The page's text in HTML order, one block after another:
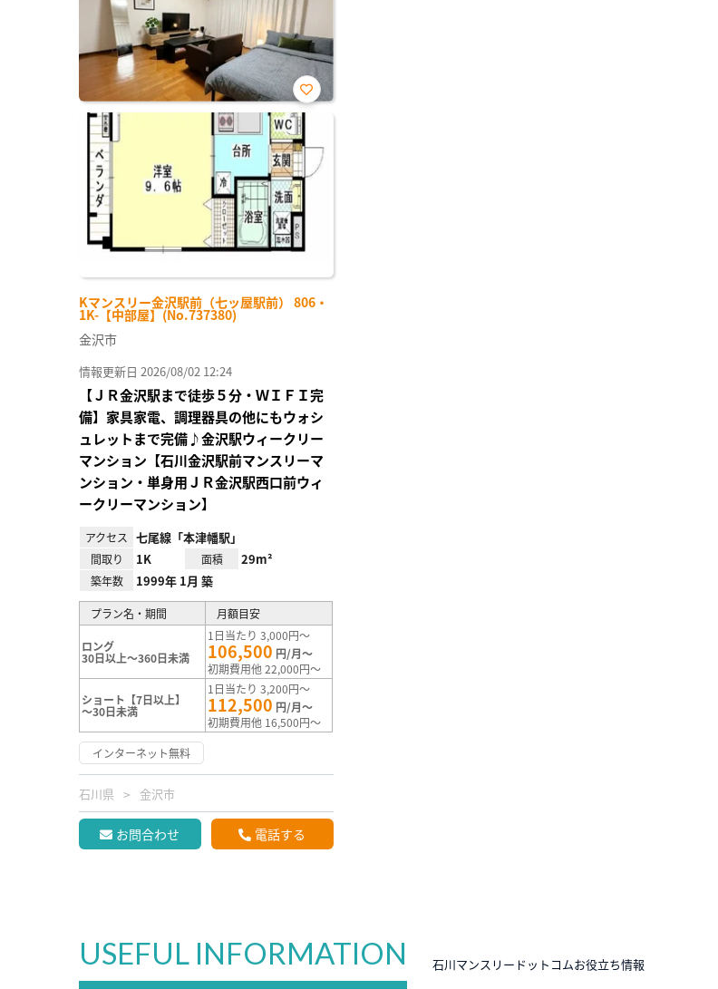
Kマンスリー金沢駅前（七ッ屋駅前） 806・
1K-【中部屋】(No.737380)
お気
に入
り登
録
金沢市
情報更新日 2026/08/02 12:24
【ＪＲ金沢駅まで徒歩５分・ＷＩＦＩ完
備】家具家電、調理器具の他にもウォシ
ュレットまで完備♪金沢駅ウィークリー
マンション【石川金沢駅前マンスリーマ
ンション・単身用ＪＲ金沢駅西口前ウィ
ークリーマンション】
アクセス 七尾線「本津幡駅」
間取り 1K 面積 29m²
築年数 1999年 1月 築
プラン名・期間 月額目安
ロング
30日以上～360日未満
1日当たり 3,000円～
106,500 円/月～
初期費用他 22,000円～
ショート【7日以上】
～30日未満
1日当たり 3,200円～
112,500 円/月～
初期費用他 16,500円～
インターネット無料
石川県 金沢市
お問合わせ 電話する
USEFUL INFORMATION 石川マンスリードットコムお役立ち情報